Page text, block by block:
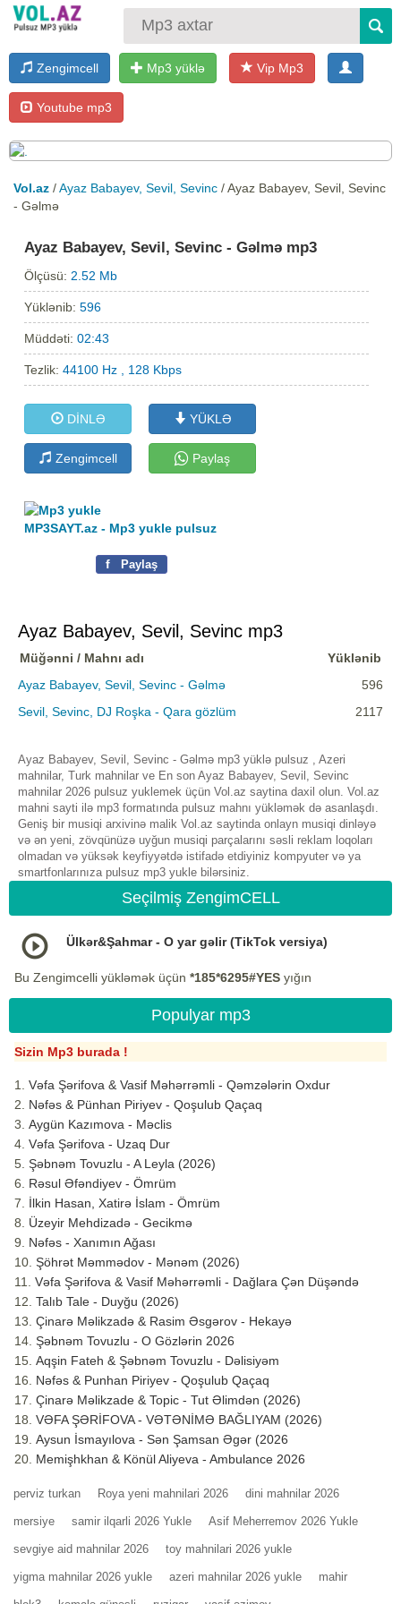
Zengimcell Mp3 yüklə Vip Mp3
Youtube mp3
Vol.az /Ayaz Babayev, Sevil, Sevinc / Ayaz Babayev, Sevil, Sevinc
- Gəlmə
Ayaz Babayev, Sevil, Sevinc - Gəlmə mp3
Ölçüsü: 2.52 Mb
Yüklənib:596
Müddəti:02:43
Tezlik:44100 Hz , 128 Kbps
DİNLƏ YÜKLƏ
Zengimcell Paylaş
MP3SAYT.az - Mp3 yukle pulsuz
f Paylaş
Ayaz Babayev, Sevil, Sevinc mp3
Müğənni / Mahnı adı
Yüklənib
Ayaz Babayev, Sevil, Sevinc - Gəlmə
596
Sevil, Sevinc, DJ Roşka - Qara gözlüm
2117
Ayaz Babayev, Sevil, Sevinc - Gəlmə mp3 yüklə pulsuz , Azeri
mahnilar, Turk mahnilar ve En son Ayaz Babayev, Sevil, Sevinc
mahnilar 2026 pulsuz yuklemek üçün Vol.az saytina daxil olun. Vol.az
mahni sayti ilə mp3 formatında pulsuz mahnı yükləmək də asanlaşdı.
Geniş bir musiqi arxivinə malik Vol.az saytinda onlayn musiqi dinləyə
və ən yeni, zövqünüzə uyğun musiqi parçalarını səsli reklam loqoları
olmadan və yüksək keyfiyyətdə istifadə etdiyiniz kompyuter və ya
smartfonlarınıza pulsuz mp3 yukle bilərsiniz.
Seçilmiş ZengimCELL
Ülkər&Şahmar - O yar gəlir (TikTok versiya)
Bu Zengimcelli yükləmək üçün *185*6295#YES yığın
Populyar mp3
Sizin Mp3 burada !
Vəfa Şərifova & Vasif Məhərrəmli - Qəmzələrin Oxdur
Nəfəs & Pünhan Piriyev - Qoşulub Qaçaq
Aygün Kazımova - Məclis
Vəfa Şərifova - Uzaq Dur
Şəbnəm Tovuzlu - A Leyla (2026)
Rəsul Əfəndiyev - Ömrüm
İlkin Hasan, Xatirə İslam - Ömrüm
Üzeyir Mehdizadə - Gecikmə
Nəfəs - Xanımın Ağası
Şöhrət Məmmədov - Mənəm (2026)
Vəfa Şərifova & Vasif Məhərrəmli - Dağlara Çən Düşəndə
Talıb Tale - Duyğu (2026)
Çinarə Məlikzadə & Rasim Əsgərov - Hekayə
Şəbnəm Tovuzlu - O Gözlərin 2026
Aqşin Fateh & Şəbnəm Tovuzlu - Dəlisiyəm
Nəfəs & Punhan Piriyev - Qoşulub Qaçaq
Çinarə Məlikzade & Topic - Tut Əlimdən (2026)
VƏFA ŞƏRİFOVA - VƏTƏNİMƏ BAĞLIYAM (2026)
Aysun İsmayılova - Sən Şamsan Əgər (2026
Memişhkhan & Könül Aliyeva - Ambulance 2026
perviz turkan Roya yeni mahnilari 2026 dini mahnilar 2026
mersiye samir ilqarli 2026 Yukle Asif Meherremov 2026 Yukle
sevgiye aid mahnilar 2026 toy mahnilari 2026 yukle
yigma mahnilar 2026 yukle azeri mahnilar 2026 yukle mahir